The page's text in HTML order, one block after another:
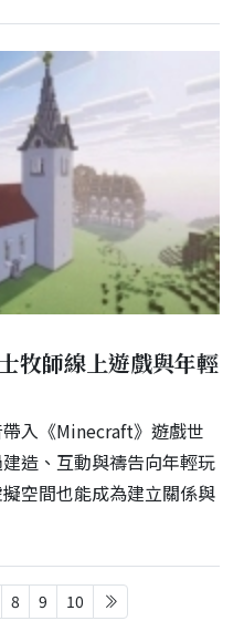
師線上遊戲與年輕
入《Minecraft》遊戲世
造、互動與禱告向年輕玩
空間也能成為建立關係與
8 9 10